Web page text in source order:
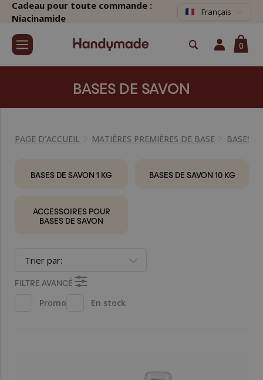
Cadeau pour toute commande :
Niacinamide
Français
0
BASES DE SAVON
PAGE D’ACCUEIL MATIÈRES PREMIÈRES DE BASE BASES
BASES DE SAVON 1 KG BASES DE SAVON 10 KG
ACCESSOIRES POUR
BASES DE SAVON
Trier par:
FILTRE AVANCÉ
Promo
En stock